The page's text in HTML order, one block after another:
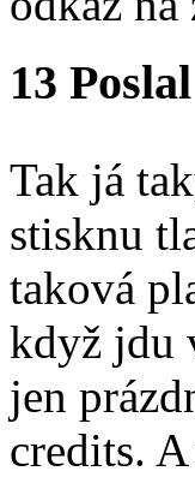
13 Poslal
Tak já
stisknu
taková
když jdu
jen
credits.